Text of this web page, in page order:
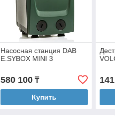
Насосная станция DAB
E.SYBOX MINI 3
580 100₸
Купить